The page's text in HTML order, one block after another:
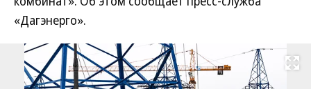
«Дагэнерго».
Развернуть